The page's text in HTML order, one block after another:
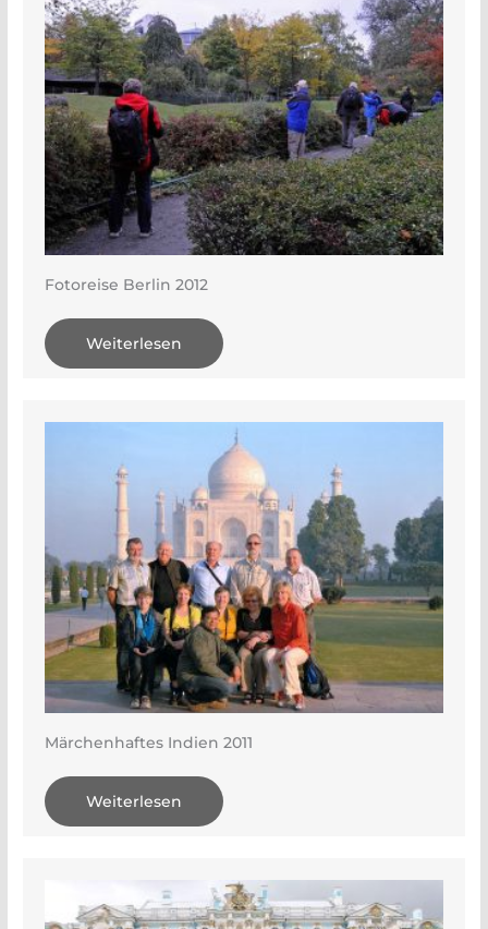
Fotoreise Berlin 2012
Weiterlesen
Märchenhaftes Indien 2011
Weiterlesen